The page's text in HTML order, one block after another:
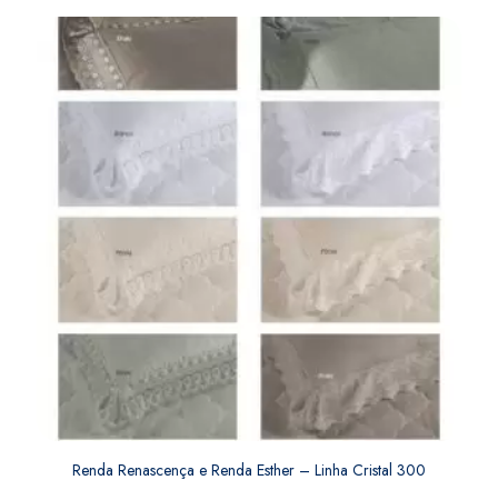
Renda Renascença e Renda Esther – Linha Cristal 300